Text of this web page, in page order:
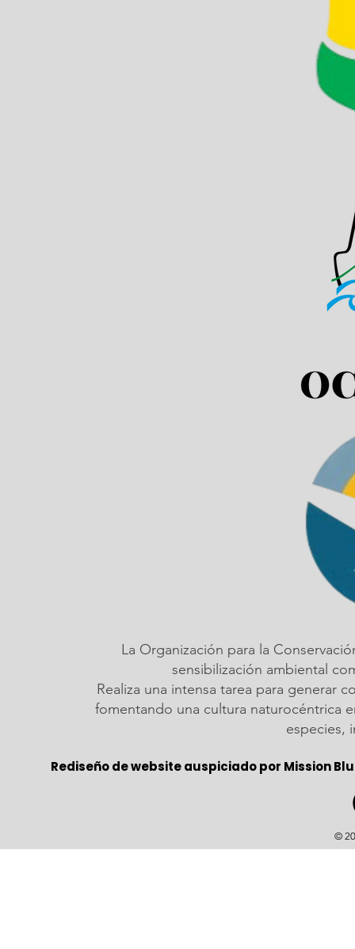
La Organización para la
sensibilización ambiental
Realiza una intensa tarea para generar
fomentando una cultura naturocéntrica
especies,
Rediseño de website auspiciado por Mission
©